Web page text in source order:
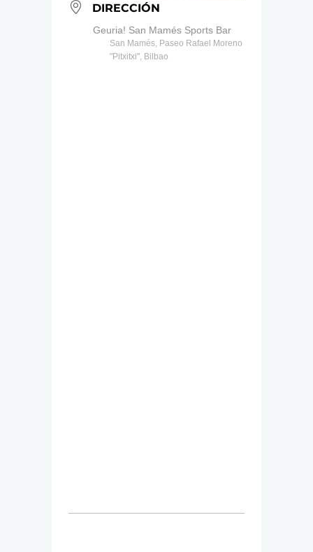
DIRECCIÓN
Geuria! San Mamés Sports Bar
San Mamés, Paseo Rafael Moreno
"Pitxitxi", Bilbao